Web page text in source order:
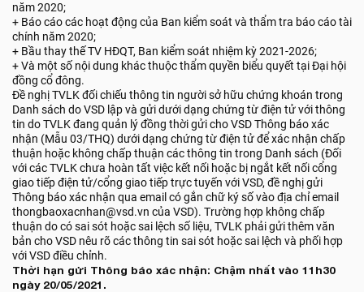
năm 2020;
+ Báo cáo các hoạt động của Ban kiểm soát và thẩm tra báo cáo tài
chính năm 2020;
+ Bầu thay thế TV HĐQT, Ban kiểm soát nhiệm kỳ 2021-2026;
+ Và một số nội dung khác thuộc thẩm quyền biểu quyết tại Đại hội
đồng cổ đông.
Đề nghị TVLK đối chiếu thông tin người sở hữu chứng khoán trong
Danh sách do VSD lập và gửi dưới dạng chứng từ điện tử với thông
tin do TVLK đang quản lý đồng thời gửi cho VSD Thông báo xác
nhận (Mẫu 03/THQ) dưới dạng chứng từ điện tử để xác nhận chấp
thuận hoặc không chấp thuận các thông tin trong Danh sách (Đối
với các TVLK chưa hoàn tất việc kết nối hoặc bị ngắt kết nối cổng
giao tiếp điện tử/cổng giao tiếp trực tuyến với VSD, đề nghị gửi
Thông báo xác nhận qua email có gắn chữ ký số vào địa chỉ email
thongbaoxacnhan@vsd.vn của VSD). Trường hợp không chấp
thuận do có sai sót hoặc sai lệch số liệu, TVLK phải gửi thêm văn
bản cho VSD nêu rõ các thông tin sai sót hoặc sai lệch và phối hợp
với VSD điều chỉnh.
Thời hạn gửi Thông báo xác nhận: Chậm nhất vào 11h30
ngày 20/05/2021.